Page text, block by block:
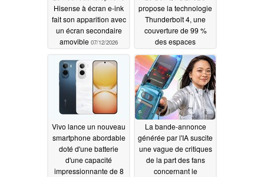
Hisense à écran e-ink
fait son apparition avec
un écran secondaire
amovible 07/12/2026
propose la technologie
Thunderbolt 4, une
couverture de 99 %
des espaces
et Adobe RGB, le tout à
un prix de milieu de
gamme
07/07/2026
Vivo lance un nouveau
smartphone abordable
doté d'une batterie
d'une capacité
impressionnante de 8
La bande-annonce
générée par l'IA suscite
une vague de critiques
de la part des fans
concernant le